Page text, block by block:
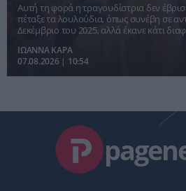
Αυτή τη φορά η τραγουδίστρια δεν
πέταξε τα λουλούδια, όπως συνέβη σε
Δεκέμβριο του 2025, αλλά έκανε κάτι
ΙΩΑΝΝΑ ΚΑΡΑ
07.08.2026 | 10:54